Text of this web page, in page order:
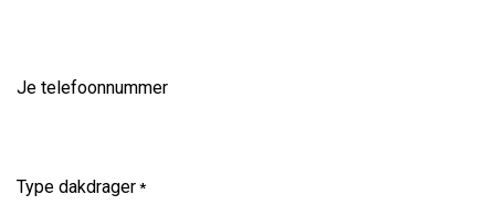
Je telefoonnummer
Type dakdrager*